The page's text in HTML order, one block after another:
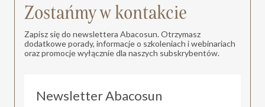
Zostańmy w kontakcie
Zapisz się do newslettera Abacosun. Otrzymasz
dodatkowe porady, informacje o szkoleniach i webinariach
oraz promocje wyłącznie dla naszych subskrybentów.
Newsletter Abacosun